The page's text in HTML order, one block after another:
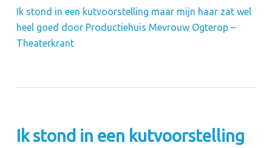
Ik stond in een kutvoorstelling maar mijn haar zat wel
heel goed door Productiehuis Mevrouw Ogterop –
Theaterkrant
Ik stond in een kutvoorstelling